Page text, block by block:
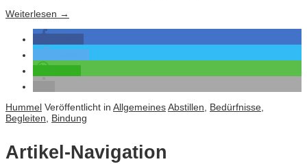
Weiterlesen →
Hummel Veröffentlicht in AllgemeinesAbstillen Bedürfnisse
Begleiten
Bindung
Artikel-Navigation